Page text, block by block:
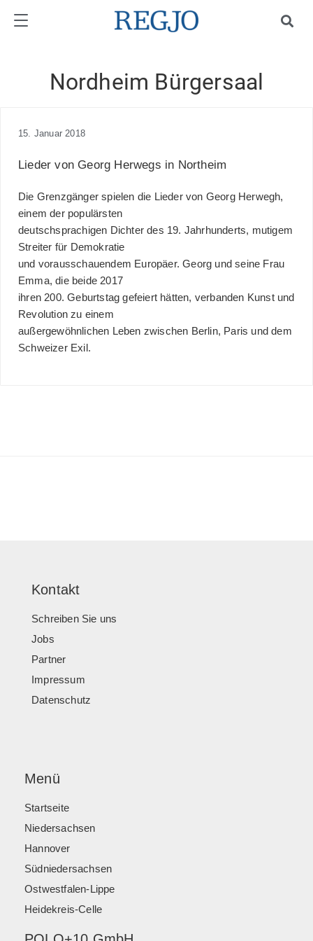
Nordheim Bürgersaal
15. Januar 2018
Lieder von Georg Herwegs in Northeim
Die Grenzgänger spielen die Lieder von Georg Herwegh,
einem der populärsten
deutschsprachigen Dichter des 19. Jahrhunderts, mutigem
Streiter für Demokratie
und vorausschauendem Europäer. Georg und seine Frau
Emma, die beide 2017
ihren 200. Geburtstag gefeiert hätten, verbanden Kunst und
Revolution zu einem
außergewöhnlichen Leben zwischen Berlin, Paris und dem
Schweizer Exil.
Kontakt
Schreiben Sie uns
Jobs
Partner
Impressum
Datenschutz
Menü
Startseite
Niedersachsen
Hannover
Südniedersachsen
Ostwestfalen-Lippe
Heidekreis-Celle